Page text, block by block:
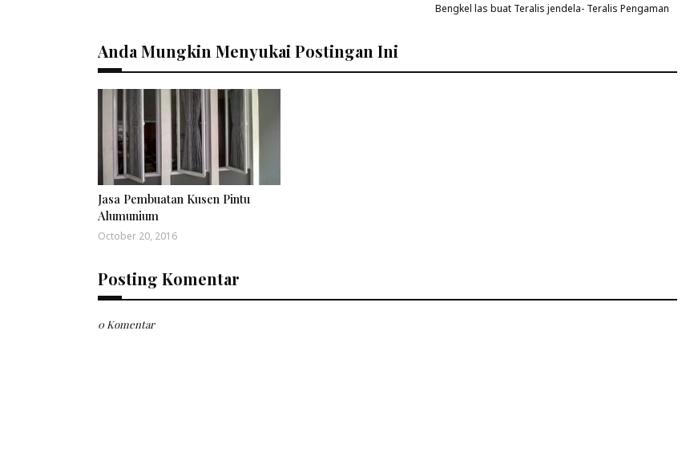
Bengkel las buat Teralis jendela- Teralis Pengaman
Anda Mungkin Menyukai Postingan Ini
Jasa Pembuatan Kusen Pintu
Alumunium
October 20, 2016
Posting Komentar
0 Komentar